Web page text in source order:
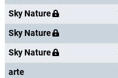
Sky Nature
Sky Nature
Sky Nature
arte